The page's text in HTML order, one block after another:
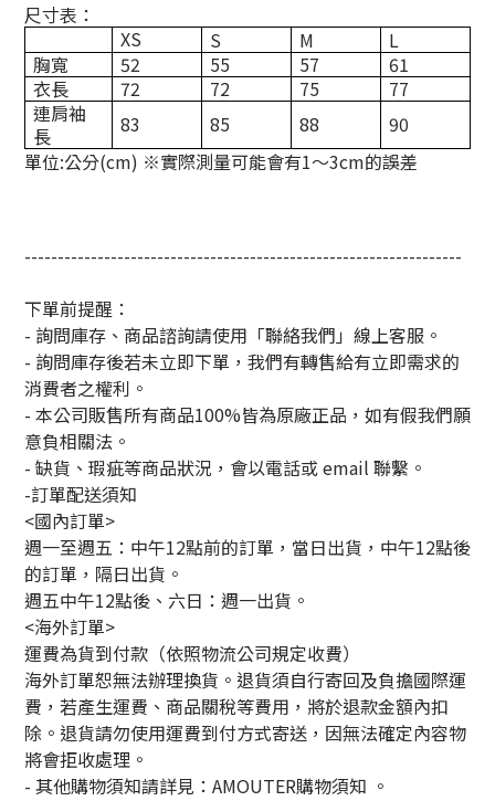
尺寸表：
XS
S M
L
胸寬
52 55 57
61
衣長
72 72 75
77
連肩袖
長
83 85 88
90
單位:公分(cm) ※實際測量可能會有1〜3cm的誤差
------------------------------------------------------------------
下單前提醒：
- 詢問庫存、商品諮詢請使用「聯絡我們」線上客服。
- 詢問庫存後若未立即下單，我們有轉售給有立即需求的
消費者之權利。
- 本公司販售所有商品100%皆為原廠正品，如有假我們願
意負相關法。
- 缺貨、瑕疵等商品狀況，會以電話或 email 聯繫。
-訂單配送須知
<國內訂單>
週一至週五：中午12點前的訂單，當日出貨，中午12點後
的訂單，隔日出貨。
週五中午12點後、六日：週一出貨。
<海外訂單>
運費為貨到付款（依照物流公司規定收費）
海外訂單恕無法辦理換貨。退貨須自行寄回及負擔國際運
費，若產生運費、商品關稅等費用，將於退款金額內扣
除。退貨請勿使用運費到付方式寄送，因無法確定內容物
將會拒收處理。
- 其他購物須知請詳見： AMOUTER購物須知 。